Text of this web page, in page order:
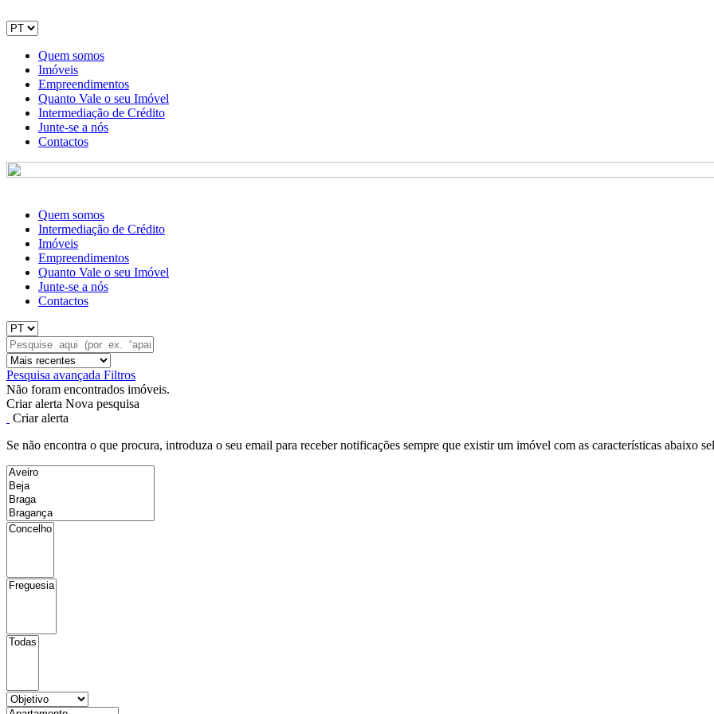
Quem somos
Imóveis
Empreendimentos
Quanto Vale o seu Imóvel
Intermediação de Crédito
Junte-se a nós
Contactos
Quem somos
Intermediação de Crédito
Imóveis
Empreendimentos
Quanto Vale o seu Imóvel
Junte-se a nós
Contactos
Pesquisa avançada Filtros
Não foram encontrados imóveis.
Criar alerta Nova pesquisa
Criar alerta
Se não encontra o que procura, introduza o seu email para receber notificações sempre que existir um imóvel com as características abaixo